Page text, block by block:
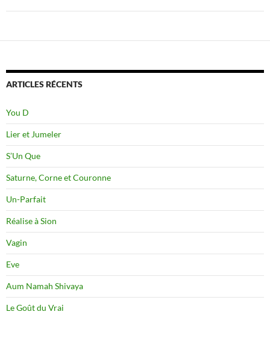
ARTICLES RÉCENTS
You D
Lier et Jumeler
S’Un Que
Saturne, Corne et Couronne
Un-Parfait
Réalise à Sion
Vagin
Eve
Aum Namah Shivaya
Le Goût du Vrai